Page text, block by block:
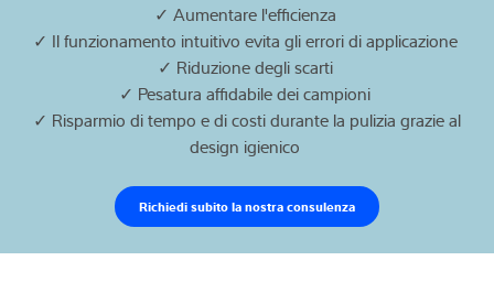
✓ Aumentare l'efficienza
✓ Il funzionamento intuitivo evita gli errori di applicazione
✓ Riduzione degli scarti
✓ Pesatura affidabile dei campioni
✓ Risparmio di tempo e di costi durante la pulizia grazie al
design igienico
Richiedi subito la nostra consulenza